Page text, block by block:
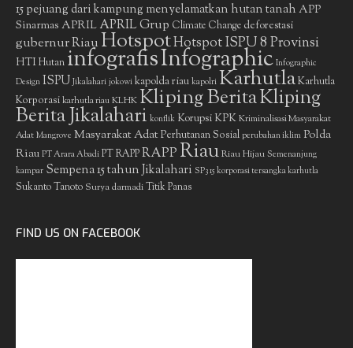
15 pejuang dari kampung menyelamatkan hutan tanah APP
Sinarmas APRIL APRIL Grup Climate Change deforestasi
gubernur RiauHotspotHotspot ISPU 8 Provinsi
HTIHutan infografisInfographic Infographic
Design ISPU Jikalahari jokowi kapolda riau kapolri KarhutlaKarhutla
Korporasikarhutla riauKLHKKliping BeritaKliping
Berita Jikalahari konflik Korupsi KPKKriminalisasi Masyarakat
Adat Mangrove Masyarakat AdatPerhutanan Sosial perubahan iklim Polda
Riau PT Arara Abadi PT RAPPRAPPRiauRiau Hijau Semenanjung
kampar Sempena 15 tahun Jikalahari SP3 15 korporasi tersangka karhutla
Sukanto Tanoto Surya darmadiTitik Panas
FIND US ON FACEBOOK